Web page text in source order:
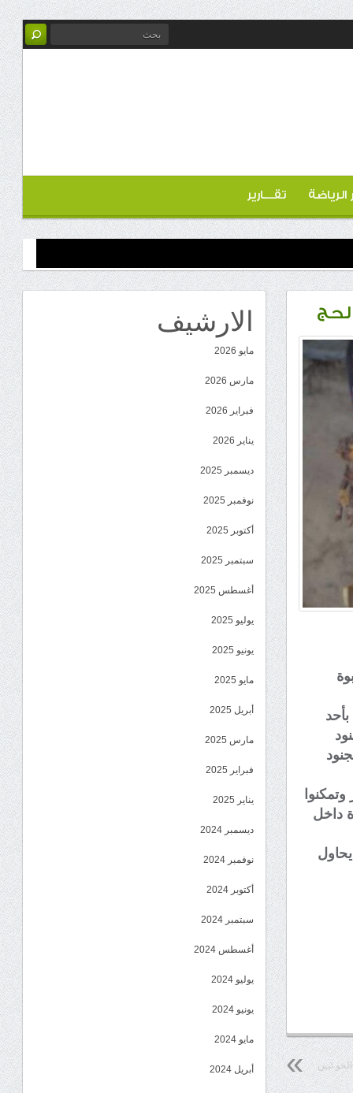
الرياضة تقـــارير
داخل
ثيين
الارشيف
مايو 2026
مارس 2026
فبراير 2026
يناير 2026
ديسمبر 2025
نوفمبر 2025
أكتوبر 2025
سبتمبر 2025
أغسطس 2025
يوليو 2025
يونيو 2025
مايو 2025
أبريل 2025
مارس 2025
فبراير 2025
يناير 2025
ديسمبر 2024
نوفمبر 2024
أكتوبر 2024
سبتمبر 2024
أغسطس 2024
يوليو 2024
يونيو 2024
مايو 2024
أبريل 2024